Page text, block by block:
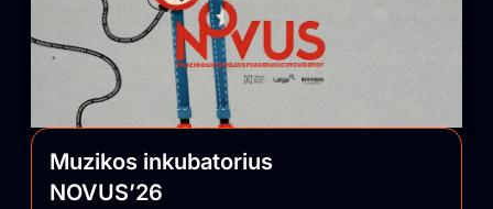
Muzikos inkubatorius
NOVUS’26